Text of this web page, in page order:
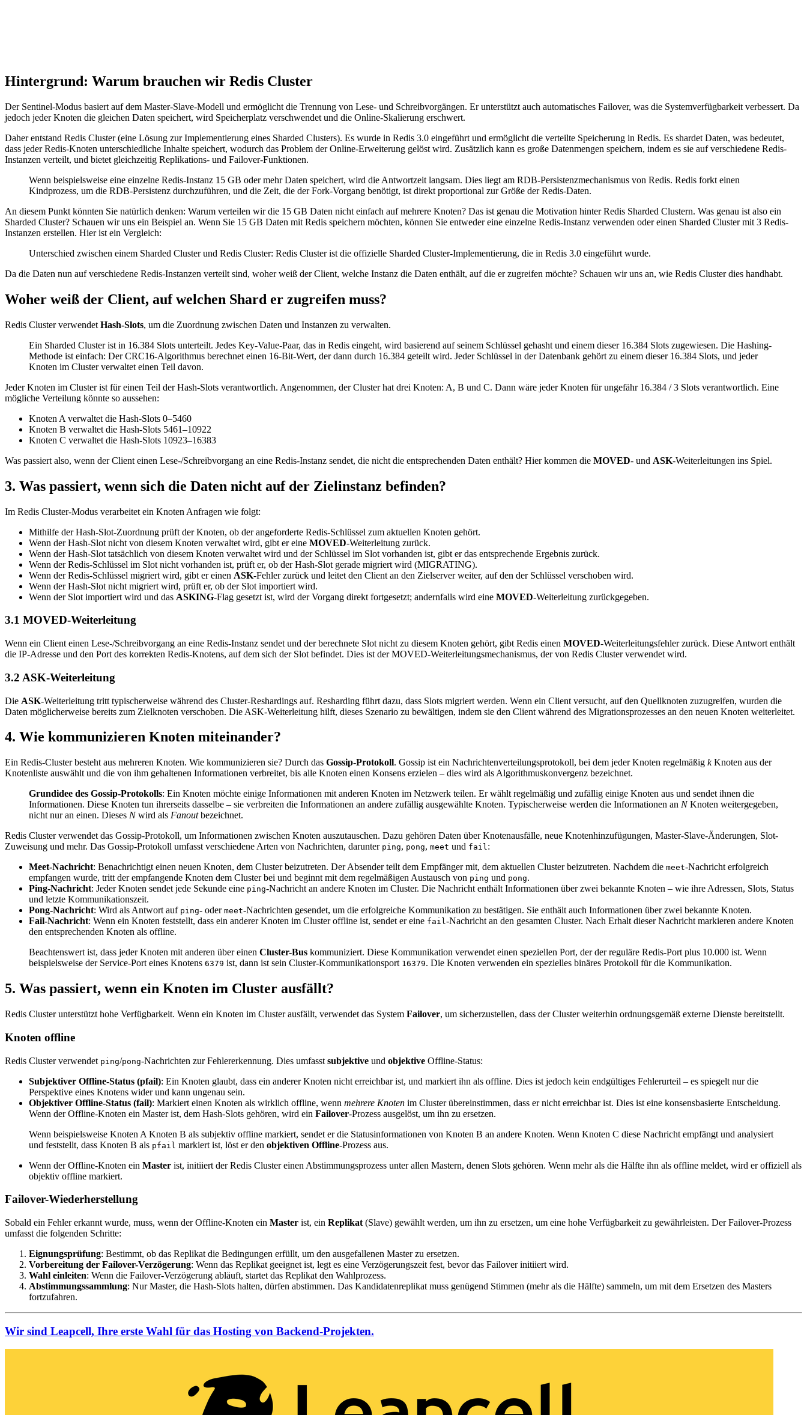
Hintergrund: Warum brauchen wir Redis Cluster
Der Sentinel-Modus basiert auf dem Master-Slave-Modell und ermöglicht die Trennung von Lese- und Schreibvorgängen. Er unterstützt auch automatisches Failover, was die Systemverfügbarkeit verbessert. Da
jedoch jeder Knoten die gleichen Daten speichert, wird Speicherplatz verschwendet und die Online-Skalierung erschwert.
Daher entstand Redis Cluster (eine Lösung zur Implementierung eines Sharded Clusters). Es wurde in Redis 3.0 eingeführt und ermöglicht die verteilte Speicherung in Redis. Es shardet Daten, was bedeutet,
dass jeder Redis-Knoten unterschiedliche Inhalte speichert, wodurch das Problem der Online-Erweiterung gelöst wird. Zusätzlich kann es große Datenmengen speichern, indem es sie auf verschiedene Redis-
Instanzen verteilt, und bietet gleichzeitig Replikations- und Failover-Funktionen.
Wenn beispielsweise eine einzelne Redis-Instanz 15 GB oder mehr Daten speichert, wird die Antwortzeit langsam. Dies liegt am RDB-Persistenzmechanismus von Redis. Redis forkt einen
Kindprozess, um die RDB-Persistenz durchzuführen, und die Zeit, die der Fork-Vorgang benötigt, ist direkt proportional zur Größe der Redis-Daten.
An diesem Punkt könnten Sie natürlich denken: Warum verteilen wir die 15 GB Daten nicht einfach auf mehrere Knoten? Das ist genau die Motivation hinter Redis Sharded Clustern. Was genau ist also ein
Sharded Cluster? Schauen wir uns ein Beispiel an. Wenn Sie 15 GB Daten mit Redis speichern möchten, können Sie entweder eine einzelne Redis-Instanz verwenden oder einen Sharded Cluster mit 3 Redis-
Instanzen erstellen. Hier ist ein Vergleich:
Unterschied zwischen einem Sharded Cluster und Redis Cluster: Redis Cluster ist die offizielle Sharded Cluster-Implementierung, die in Redis 3.0 eingeführt wurde.
Da die Daten nun auf verschiedene Redis-Instanzen verteilt sind, woher weiß der Client, welche Instanz die Daten enthält, auf die er zugreifen möchte? Schauen wir uns an, wie Redis Cluster dies handhabt.
Woher weiß der Client, auf welchen Shard er zugreifen muss?
Redis Cluster verwendet Hash-Slots, um die Zuordnung zwischen Daten und Instanzen zu verwalten.
Ein Sharded Cluster ist in 16.384 Slots unterteilt. Jedes Key-Value-Paar, das in Redis eingeht, wird basierend auf seinem Schlüssel gehasht und einem dieser 16.384 Slots zugewiesen. Die Hashing-
Methode ist einfach: Der CRC16-Algorithmus berechnet einen 16-Bit-Wert, der dann durch 16.384 geteilt wird. Jeder Schlüssel in der Datenbank gehört zu einem dieser 16.384 Slots, und jeder
Knoten im Cluster verwaltet einen Teil davon.
Jeder Knoten im Cluster ist für einen Teil der Hash-Slots verantwortlich. Angenommen, der Cluster hat drei Knoten: A, B und C. Dann wäre jeder Knoten für ungefähr 16.384 / 3 Slots verantwortlich. Eine
mögliche Verteilung könnte so aussehen:
Knoten A verwaltet die Hash-Slots 0–5460
Knoten B verwaltet die Hash-Slots 5461–10922
Knoten C verwaltet die Hash-Slots 10923–16383
Was passiert also, wenn der Client einen Lese-/Schreibvorgang an eine Redis-Instanz sendet, die nicht die entsprechenden Daten enthält? Hier kommen die MOVED- und ASK-Weiterleitungen ins Spiel.
3. Was passiert, wenn sich die Daten nicht auf der Zielinstanz befinden?
Im Redis Cluster-Modus verarbeitet ein Knoten Anfragen wie folgt:
Mithilfe der Hash-Slot-Zuordnung prüft der Knoten, ob der angeforderte Redis-Schlüssel zum aktuellen Knoten gehört.
Wenn der Hash-Slot nicht von diesem Knoten verwaltet wird, gibt er eine MOVED-Weiterleitung zurück.
Wenn der Hash-Slot tatsächlich von diesem Knoten verwaltet wird und der Schlüssel im Slot vorhanden ist, gibt er das entsprechende Ergebnis zurück.
Wenn der Redis-Schlüssel im Slot nicht vorhanden ist, prüft er, ob der Hash-Slot gerade migriert wird (MIGRATING).
Wenn der Redis-Schlüssel migriert wird, gibt er einen ASK-Fehler zurück und leitet den Client an den Zielserver weiter, auf den der Schlüssel verschoben wird.
Wenn der Hash-Slot nicht migriert wird, prüft er, ob der Slot importiert wird.
Wenn der Slot importiert wird und das ASKING-Flag gesetzt ist, wird der Vorgang direkt fortgesetzt; andernfalls wird eine MOVED-Weiterleitung zurückgegeben.
3.1 MOVED-Weiterleitung
Wenn ein Client einen Lese-/Schreibvorgang an eine Redis-Instanz sendet und der berechnete Slot nicht zu diesem Knoten gehört, gibt Redis einen MOVED-Weiterleitungsfehler zurück. Diese Antwort enthält
die IP-Adresse und den Port des korrekten Redis-Knotens, auf dem sich der Slot befindet. Dies ist der MOVED-Weiterleitungsmechanismus, der von Redis Cluster verwendet wird.
3.2 ASK-Weiterleitung
Die ASK-Weiterleitung tritt typischerweise während des Cluster-Reshardings auf. Resharding führt dazu, dass Slots migriert werden. Wenn ein Client versucht, auf den Quellknoten zuzugreifen, wurden die
Daten möglicherweise bereits zum Zielknoten verschoben. Die ASK-Weiterleitung hilft, dieses Szenario zu bewältigen, indem sie den Client während des Migrationsprozesses an den neuen Knoten weiterleitet.
4. Wie kommunizieren Knoten miteinander?
Ein Redis-Cluster besteht aus mehreren Knoten. Wie kommunizieren sie? Durch das Gossip-Protokoll. Gossip ist ein Nachrichtenverteilungsprotokoll, bei dem jeder Knoten regelmäßig kKnoten aus der
Knotenliste auswählt und die von ihm gehaltenen Informationen verbreitet, bis alle Knoten einen Konsens erzielen – dies wird als Algorithmuskonvergenz bezeichnet.
Grundidee des Gossip-Protokolls: Ein Knoten möchte einige Informationen mit anderen Knoten im Netzwerk teilen. Er wählt regelmäßig und zufällig einige Knoten aus und sendet ihnen die
Informationen. Diese Knoten tun ihrerseits dasselbe – sie verbreiten die Informationen an andere zufällig ausgewählte Knoten. Typischerweise werden die Informationen an NKnoten weitergegeben,
nicht nur an einen. Dieses Nwird als Fanoutbezeichnet.
Redis Cluster verwendet das Gossip-Protokoll, um Informationen zwischen Knoten auszutauschen. Dazu gehören Daten über Knotenausfälle, neue Knotenhinzufügungen, Master-Slave-Änderungen, Slot-
Zuweisung und mehr. Das Gossip-Protokoll umfasst verschiedene Arten von Nachrichten, darunter ping, pong, meet und fail:
Meet-Nachricht: Benachrichtigt einen neuen Knoten, dem Cluster beizutreten. Der Absender teilt dem Empfänger mit, dem aktuellen Cluster beizutreten. Nachdem die meet-Nachricht erfolgreich
empfangen wurde, tritt der empfangende Knoten dem Cluster bei und beginnt mit dem regelmäßigen Austausch von ping und pong.
Ping-Nachricht: Jeder Knoten sendet jede Sekunde eine ping-Nachricht an andere Knoten im Cluster. Die Nachricht enthält Informationen über zwei bekannte Knoten – wie ihre Adressen, Slots, Status
und letzte Kommunikationszeit.
Pong-Nachricht: Wird als Antwort auf ping- oder meet-Nachrichten gesendet, um die erfolgreiche Kommunikation zu bestätigen. Sie enthält auch Informationen über zwei bekannte Knoten.
Fail-Nachricht: Wenn ein Knoten feststellt, dass ein anderer Knoten im Cluster offline ist, sendet er eine fail-Nachricht an den gesamten Cluster. Nach Erhalt dieser Nachricht markieren andere Knoten
den entsprechenden Knoten als offline.
Beachtenswert ist, dass jeder Knoten mit anderen über einen Cluster-Bus kommuniziert. Diese Kommunikation verwendet einen speziellen Port, der der reguläre Redis-Port plus 10.000 ist. Wenn
beispielsweise der Service-Port eines Knotens 6379 ist, dann ist sein Cluster-Kommunikationsport 16379. Die Knoten verwenden ein spezielles binäres Protokoll für die Kommunikation.
5. Was passiert, wenn ein Knoten im Cluster ausfällt?
Redis Cluster unterstützt hohe Verfügbarkeit. Wenn ein Knoten im Cluster ausfällt, verwendet das System Failover, um sicherzustellen, dass der Cluster weiterhin ordnungsgemäß externe Dienste bereitstellt.
Knoten offline
Redis Cluster verwendet ping/pong-Nachrichten zur Fehlererkennung. Dies umfasst subjektive und objektive Offline-Status:
Subjektiver Offline-Status (pfail): Ein Knoten glaubt, dass ein anderer Knoten nicht erreichbar ist, und markiert ihn als offline. Dies ist jedoch kein endgültiges Fehlerurteil – es spiegelt nur die
Perspektive eines Knotens wider und kann ungenau sein.
Objektiver Offline-Status (fail): Markiert einen Knoten als wirklich offline, wenn mehrere Knoten im Cluster übereinstimmen, dass er nicht erreichbar ist. Dies ist eine konsensbasierte Entscheidung.
Wenn der Offline-Knoten ein Master ist, dem Hash-Slots gehören, wird ein Failover-Prozess ausgelöst, um ihn zu ersetzen.
Wenn beispielsweise Knoten A Knoten B als subjektiv offline markiert, sendet er die Statusinformationen von Knoten B an andere Knoten. Wenn Knoten C diese Nachricht empfängt und analysiert
und feststellt, dass Knoten B als pfail markiert ist, löst er den objektiven Offline-Prozess aus.
Wenn der Offline-Knoten ein Master ist, initiiert der Redis Cluster einen Abstimmungsprozess unter allen Mastern, denen Slots gehören. Wenn mehr als die Hälfte ihn als offline meldet, wird er offiziell als
objektiv offline markiert.
Failover-Wiederherstellung
Sobald ein Fehler erkannt wurde, muss, wenn der Offline-Knoten ein Master ist, ein Replikat (Slave) gewählt werden, um ihn zu ersetzen, um eine hohe Verfügbarkeit zu gewährleisten. Der Failover-Prozess
umfasst die folgenden Schritte:
Eignungsprüfung: Bestimmt, ob das Replikat die Bedingungen erfüllt, um den ausgefallenen Master zu ersetzen.
Vorbereitung der Failover-Verzögerung: Wenn das Replikat geeignet ist, legt es eine Verzögerungszeit fest, bevor das Failover initiiert wird.
Wahl einleiten: Wenn die Failover-Verzögerung abläuft, startet das Replikat den Wahlprozess.
Abstimmungssammlung: Nur Master, die Hash-Slots halten, dürfen abstimmen. Das Kandidatenreplikat muss genügend Stimmen (mehr als die Hälfte) sammeln, um mit dem Ersetzen des Masters
fortzufahren.
Wir sind Leapcell, Ihre erste Wahl für das Hosting von Backend-Projekten.